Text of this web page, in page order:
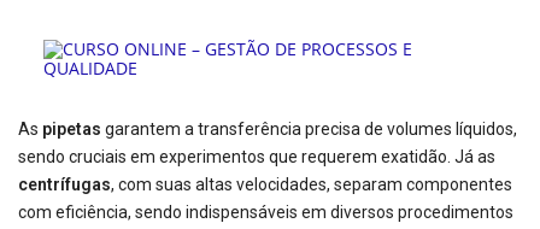
As pipetas garantem a transferência precisa de volumes líquidos,
sendo cruciais em experimentos que requerem exatidão. Já as
centrífugas, com suas altas velocidades, separam componentes
com eficiência, sendo indispensáveis em diversos procedimentos